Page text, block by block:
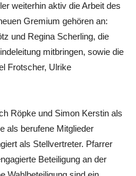
weiterhin aktiv die Arbeit des
Gremium gehören an:
und Regina Scherling, die
mitbringen, sowie die
Frotscher, Ulrike
Röpke und Simon Kerstin als
als berufene Mitglieder
als Stellvertreter. Pfarrer
Beteiligung an der